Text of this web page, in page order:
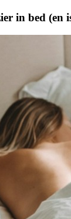
in bed (en